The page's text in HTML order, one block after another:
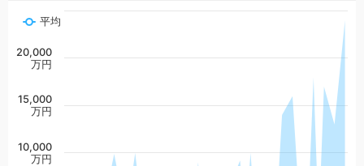
平均
10,000
万円
15,000
万円
20,000
万円